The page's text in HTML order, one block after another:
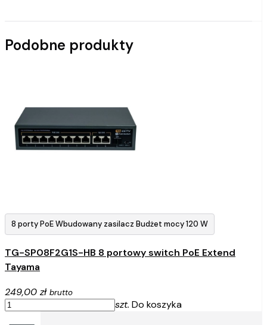
Podobne produkty
8 porty PoE Wbudowany zasilacz Budżet mocy 120 W
TG-SP08F2G1S-HB 8 portowy switch PoE Extend
Tayama
249,00 zł brutto
szt. Do koszyka